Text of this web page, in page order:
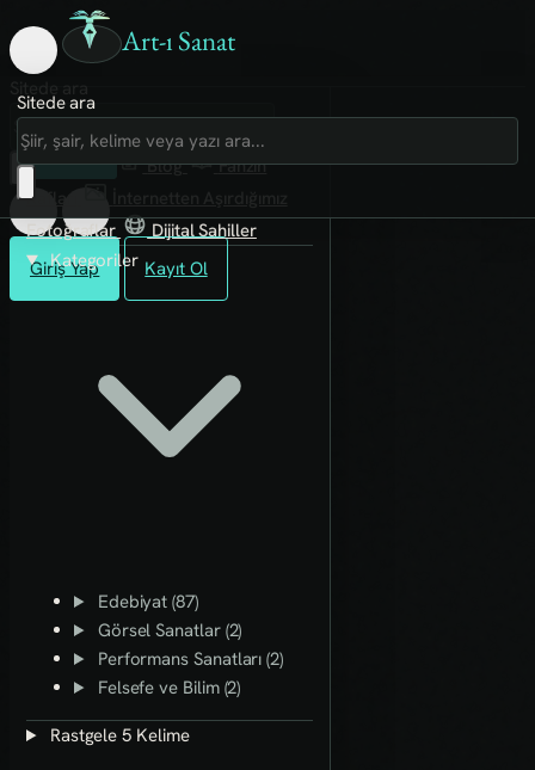
Art-ı Sanat
Giriş Yap Kayıt Ol
Sitede ara
Art-ı Sosyal
İmece
Kütüphane
Blog
Fanzin
Rafları
Fotoğraflar
Dijital Sahiller
Kategoriler
Edebiyat (87)
Görsel Sanatlar (2)
Performans Sanatları (2)
Felsefe ve Bilim (2)
Rastgele 5 Kelime